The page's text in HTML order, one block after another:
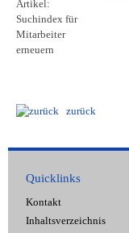
zurück
Quicklinks
Kontakt
Inhaltsverzeichnis